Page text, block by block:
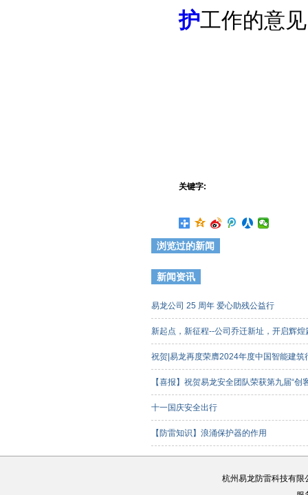
护工作的意
关键字:
浏览过的新闻
新闻资讯
易龙公司 25 周年 爱心助残公益行
新起点，新征程--公司乔迁新址，开启辉
祝贺|易龙再度荣膺2024年度中国智能建
【喜报】祝贺易龙安全团队荣获第九届“
十一国庆安全出行
【防雷知识】浪涌保护器的作用
杭州易龙防雷科技有限